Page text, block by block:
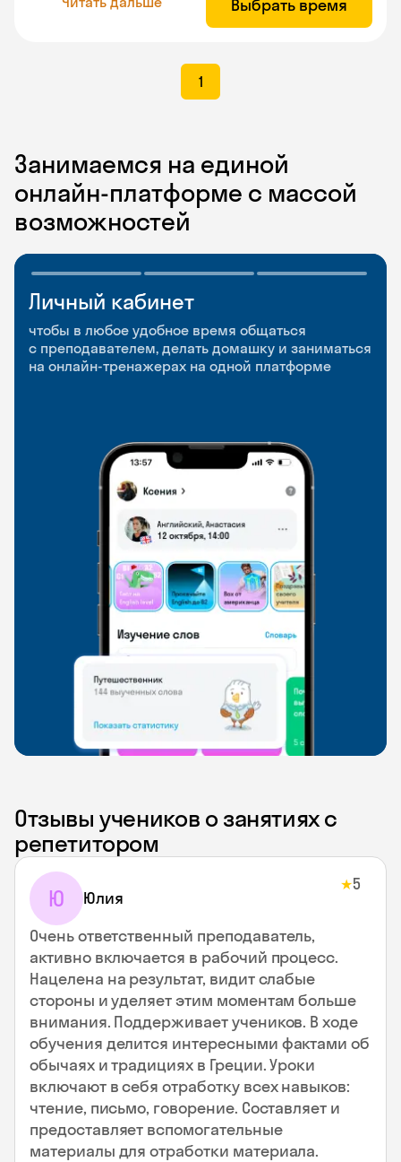
Выбрать время
1
Занимаемся на единой
онлайн-платформе с массой
возможностей
Личный кабинет
чтобы в любое удобное время общаться
с преподавателем, делать домашку и заниматься
на онлайн-тренажерах на одной платформе
Мобильное
приложение
чтобы заниматься и изучать новые слова где
и когда удобно
Разговорные клубы
и Talks
Групповые занятия для разговорной практики
и индивидуальные встречи с преподавателями
Отзывы учеников о занятиях с
репетитором
Ю Юлия
★5
Очень ответственный преподаватель,
активно включается в рабочий процесс.
Нацелена на результат, видит слабые
стороны и уделяет этим моментам больше
внимания. Поддерживает учеников. В ходе
обучения делится интересными фактами об
обычаях и традициях в Греции. Уроки
включают в себя отработку всех навыков:
чтение, письмо, говорение. Составляет и
предоставляет вспомогательные
материалы для отработки материала.